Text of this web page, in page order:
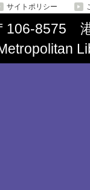
サイトポリシー
106-8575